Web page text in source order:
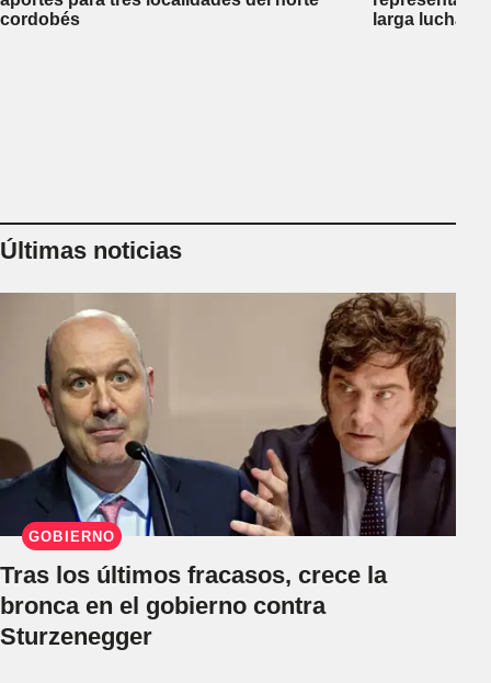
cordobés
larga lucha
Últimas noticias
GOBIERNO
Tras los últimos fracasos, crece la
bronca en el gobierno contra
Sturzenegger